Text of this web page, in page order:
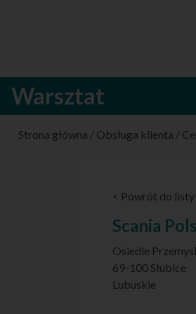
Warsztat
Strona główna / Obsługa klienta /
< Powrót do
Scania
Osiedle
69-100 Słubice
Lubuskie